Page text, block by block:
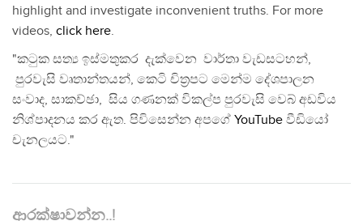
highlight and investigate inconvenient truths. For more
videos, click here.
"කටුක සත්‍ය ඉස්මතුකර දැක්වෙන වාර්තා වැඩසටහන්,
පුරවැසි වෘතාන්තයන්, කෙටි චිත්‍රපට මෙන්ම දේශපාලන
සංවාද, සාකච්ඡා, සිය ගණනක් විකල්ප පුරවැසි වෙබ් අඩවිය
නිශ්පාදනය කර ඇත. පිවිසෙන්න අපගේ YouTube වීඩියෝ
චැනලයට."
ආරක්ෂාවන්න..!